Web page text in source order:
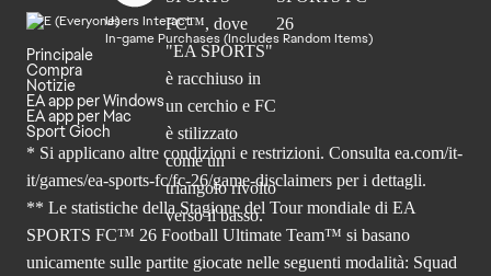
Users Interact
In-game Purchases (Includes Random Items)
Principale
Compra
Notizie
EA app per Windows
EA app per Mac
Sport Gioch
* Si applicano altre condizioni e restrizioni. Consulta ea.com/it-
it/games/ea-sports-fc/fc-26/game-disclaimers per i dettagli.
** Le statistiche della Stagione del Tour mondiale di EA
SPORTS FC™ 26 Football Ultimate Team™ si basano
unicamente sulle partite giocate nelle seguenti modalità: Squad